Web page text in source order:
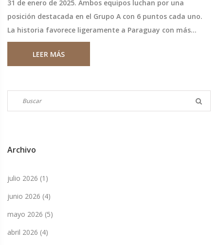
31 de enero de 2025. Ambos equipos luchan por una
posición destacada en el Grupo A con 6 puntos cada uno.
La historia favorece ligeramente a Paraguay con más
victorias en enfrentamientos previos. Los entrenadores
son Aldo Duscher para Paraguay y Nicolás Córdova para
LEER MÁS
Archivo
julio 2026 (1)
junio 2026 (4)
mayo 2026 (5)
abril 2026 (4)